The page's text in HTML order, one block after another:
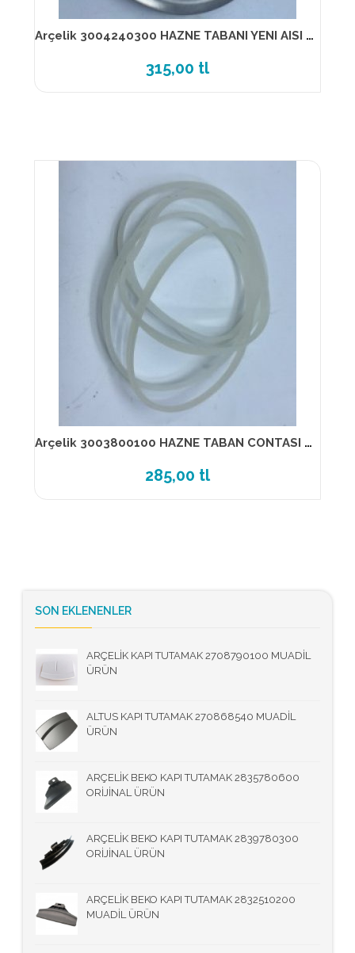
Arçelik 3004240300 HAZNE TABANI YENI AISI 441
315,00 tl
Arçelik 3003800100 HAZNE TABAN CONTASI (MINI TKM)
285,00 tl
SON EKLENENLER
ARÇELİK KAPI TUTAMAK 2708790100 MUADİL
ÜRÜN
ALTUS KAPI TUTAMAK 270868540 MUADİL
ÜRÜN
ARÇELİK BEKO KAPI TUTAMAK 2835780600
ORİJİNAL ÜRÜN
ARÇELİK BEKO KAPI TUTAMAK 2839780300
ORİJİNAL ÜRÜN
ARÇELİK BEKO KAPI TUTAMAK 2832510200
MUADİL ÜRÜN